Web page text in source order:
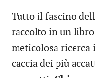
Tutto il fascino
raccolto in un
meticolosa ricerca
caccia dei più